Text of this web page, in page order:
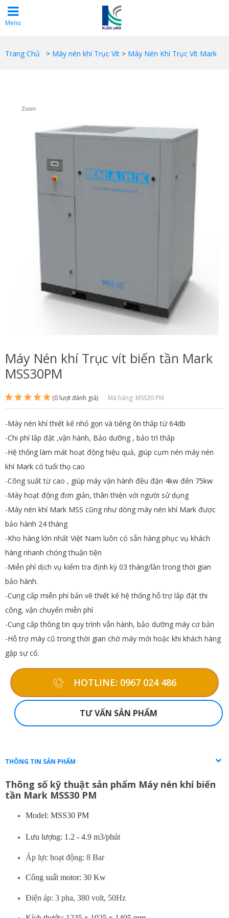
Menu
Trang Chủ > Máy nén khí Trục Vít > Máy Nén Khí Trục Vít Mark
Zoom
Máy Nén khí Trục vít biến tần Mark
MSS30PM
(0 lượt đánh giá) Mã hàng: MSS30 PM
-Máy nén khí thiết kế nhỏ gọn và tiếng ồn thấp từ 64db
-Chi phí lắp đặt ,vận hành, Bảo dưỡng , bảo trì thấp
-Hệ thống làm mát hoạt động hiệu quả, giúp cụm nén máy nén
khí Mark có tuổi thọ cao
-Công suất từ cao , giúp máy vận hành đều đặn 4kw đến 75kw
-Máy hoạt động đơn giản, thân thiện với người sử dụng
-Máy nén khí Mark MSS cũng như dòng máy nén khí Mark được
bảo hành 24 tháng
-Kho hàng lớn nhất Việt Nam luôn có sẵn hàng phục vụ khách
hàng nhanh chóng thuận tiện
-Miễn phí dịch vụ kiểm tra định kỳ 03 tháng/lần trong thời gian
bảo hành.
-Cung cấp miễn phí bản vẽ thiết kế hệ thống hỗ trợ lắp đặt thi
công, vận chuyển miễn phí
-Cung cấp thông tin quy trình vẫn hành, bảo dưỡng máy cơ bản
-Hỗ trợ máy cũ trong thời gian chờ máy mới hoặc khi khách hàng
gặp sự cố.
HOTLINE: 0967 024 486
TƯ VẤN SẢN PHẨM
THÔNG TIN SẢN PHẨM
Thông số kỹ thuật sản phẩm Máy nén khí biến
tần Mark MSS30 PM
Model: MSS30 PM
Lưu lượng: 1.2 - 4.9 m3/phút
Áp lực hoạt động: 8 Bar
Công suất motor: 30 Kw
Điện áp: 3 pha, 380 volt, 50Hz